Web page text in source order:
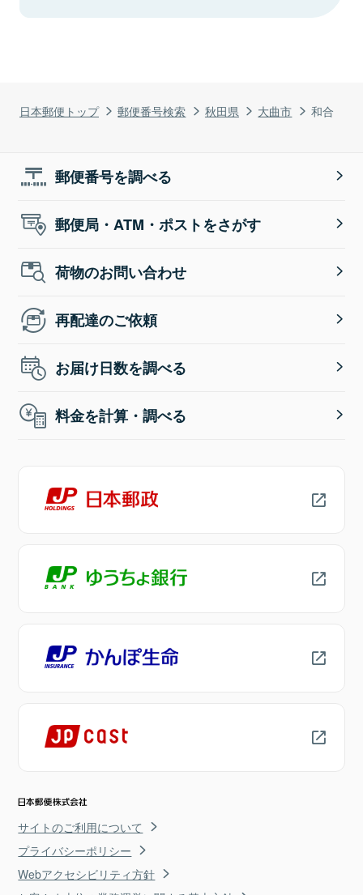
日本郵便トップ 郵便番号検索 秋田県 大曲市 和合
郵便番号を調べる
郵便局・ATM・ポストをさがす
荷物のお問い合わせ
再配達のご依頼
お届け日数を調べる
料金を計算・調べる
サイトのご利用について
プライバシーポリシー
Webアクセシビリティ方針